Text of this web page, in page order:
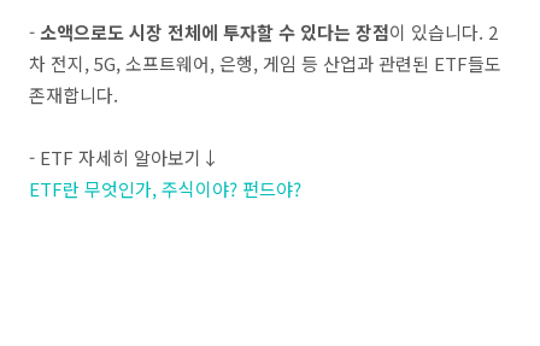
-소액으로도 시장 전체에 투자할 수 있다는 장점이 있습니다. 2
차 전지, 5G, 소프트웨어, 은행, 게임 등 산업과 관련된 ETF들도
존재합니다.
- ETF 자세히 알아보기↓
ETF란 무엇인가, 주식이야? 펀드야?